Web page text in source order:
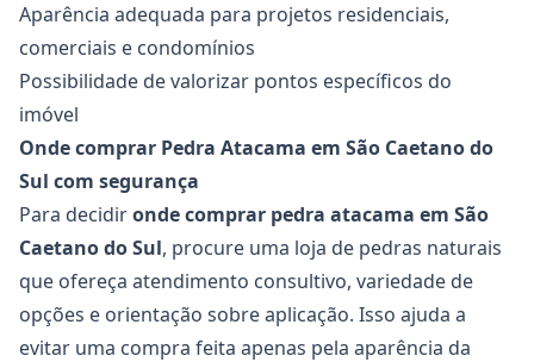
Aparência adequada para projetos residenciais,
comerciais e condomínios
Possibilidade de valorizar pontos específicos do
imóvel
Onde comprar Pedra Atacama em São Caetano do
Sul com segurança
Para decidironde comprar pedra atacama em São
Caetano do Sul, procure uma loja de pedras naturais
que ofereça atendimento consultivo, variedade de
opções e orientação sobre aplicação. Isso ajuda a
evitar uma compra feita apenas pela aparência da